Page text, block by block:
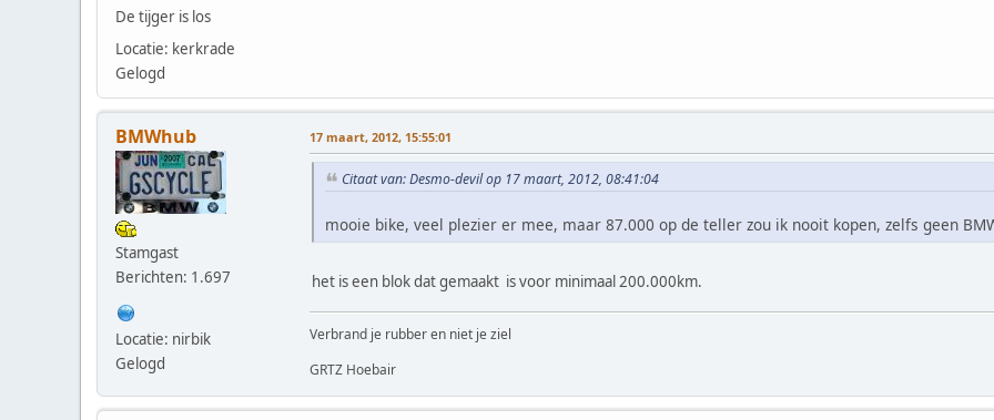
De tijger is los
Locatie: kerkrade
Gelogd
BMWhub
Stamgast
Berichten: 1.697
Locatie: nirbik
Gelogd
17 maart, 2012, 15:55:01
Citaat van: Desmo-devil op 17 maart, 2012, 08:41:04
mooie bike, veel plezier er mee, maar 87.000 op de teller zou ik nooit kopen, zelfs geen
het is een blok dat gemaakt is voor minimaal 200.000km.
Verbrand je rubber en niet je ziel
GRTZ Hoebair